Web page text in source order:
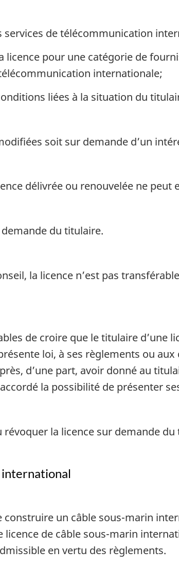
services de télécommunication
licence pour une catégorie de
internationale;
liées à la situation du
soit sur demande d’un
délivrée ou renouvelée ne peut
du titulaire.
la licence n’est pas
de croire que le titulaire d’une
loi, à ses règlements ou
d’une part, avoir donné au
la possibilité de présenter
la licence sur demande
international
un câble sous-marin
licence de câble sous-marin
en vertu des règlements.